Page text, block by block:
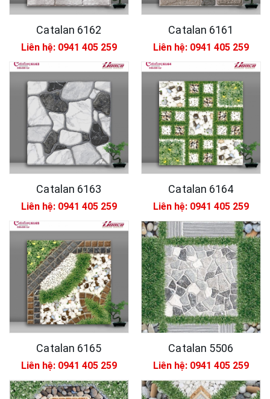
Catalan 6162
Liên hệ: 0941 405 259
Catalan 6161
Liên hệ: 0941 405 259
Catalan 6163
Liên hệ: 0941 405 259
Catalan 6164
Liên hệ: 0941 405 259
Catalan 6165
Liên hệ: 0941 405 259
Catalan 5506
Liên hệ: 0941 405 259